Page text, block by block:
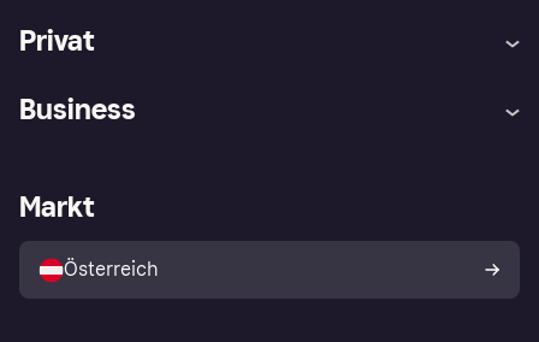
Privat
Shops entdecken
Business
Händlerportal
Markt
Österreich